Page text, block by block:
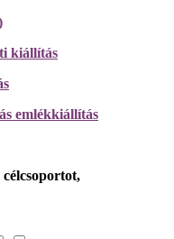
kiállítás
emlékkiállítás
célcsoportot,